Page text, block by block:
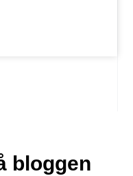
bloggen